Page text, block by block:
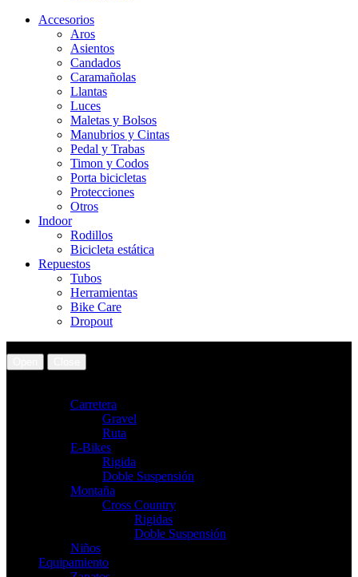
Accesorios
Aros
Asientos
Candados
Caramañolas
Llantas
Luces
Maletas y Bolsos
Manubrios y Cintas
Pedal y Trabas
Timon y Codos
Porta bicicletas
Protecciones
Otros
Indoor
Rodillos
Bicicleta estática
Repuestos
Tubos
Herramientas
Bike Care
Dropout
Carretera
Gravel
Ruta
E-Bikes
Rigida
Doble Suspensión
Montaña
Cross Country
Rigidas
Doble Suspensión
Niños
Equipamiento